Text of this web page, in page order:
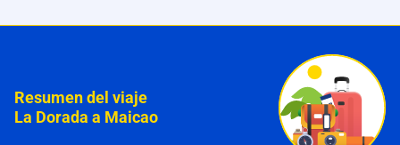
Resumen del viaje
La Dorada a Maicao